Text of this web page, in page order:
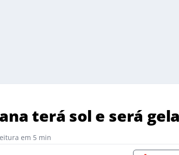
terá sol e será
em 5 min